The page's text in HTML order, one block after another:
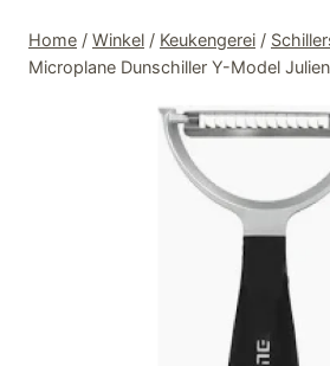
Home / Winkel / Keukengerei /
Microplane Dunschiller Y-Model